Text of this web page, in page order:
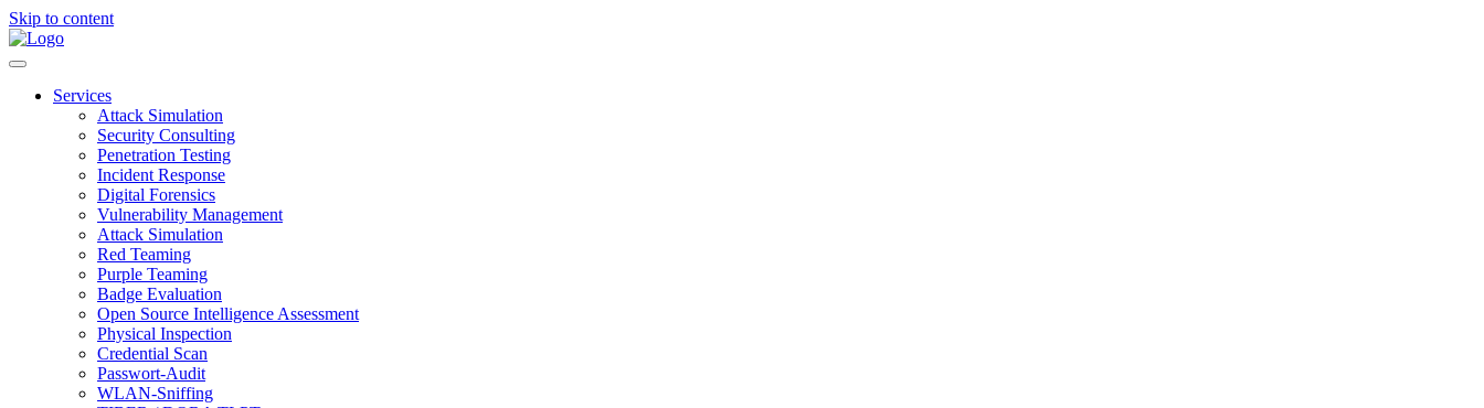
Skip to content
Services
Attack Simulation
Security Consulting
Penetration Testing
Incident Response
Digital Forensics
Vulnerability Management
Attack Simulation
Red Teaming
Purple Teaming
Badge Evaluation
Open Source Intelligence Assessment
Physical Inspection
Credential Scan
Passwort-Audit
WLAN-Sniffing